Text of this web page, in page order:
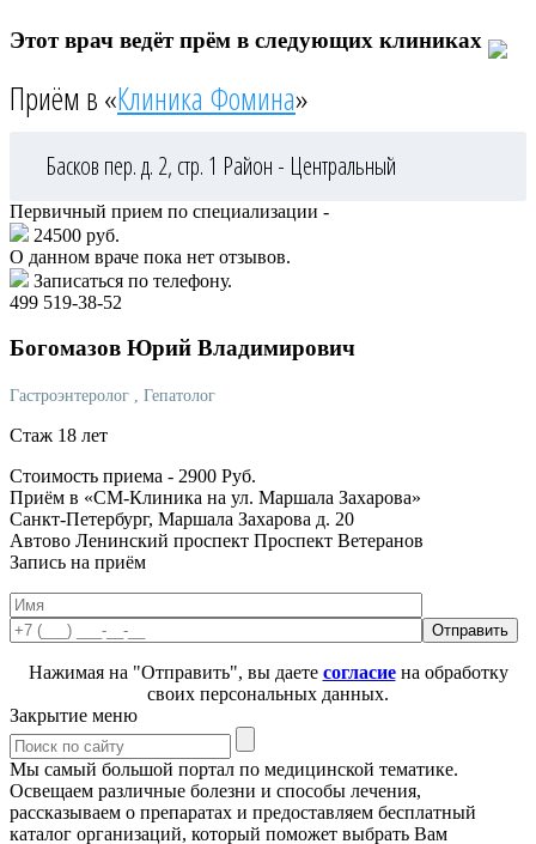
Этот врач ведёт прём в следующих клиниках
Приём в «Клиника Фомина»
Басков пер. д. 2, стр. 1 Район - Центральный
Первичный прием по специализации -
24500 руб.
О данном враче пока нет отзывов.
Записаться по телефону.
499 519-38-52
Богомазов Юрий Владимирович
Гастроэнтеролог , Гепатолог
Стаж 18 лет
Стоимость приема - 2900 Руб.
Приём в «СМ-Клиника на ул. Маршала Захарова»
Санкт-Петербург, Маршала Захарова д. 20
Автово Ленинский проспект Проспект Ветеранов
Запись на приём
Нажимая на "Отправить", вы даете согласиена обработку
своих персональных данных.
Закрытие меню
Мы самый большой портал по медицинской тематике.
Освещаем различные болезни и способы лечения,
рассказываем о препаратах и предоставляем бесплатный
каталог организаций, который поможет выбрать Вам